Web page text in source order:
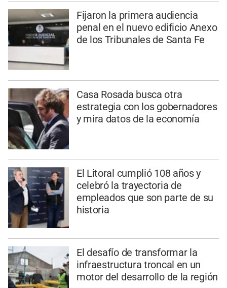
Fijaron la primera audiencia
penal en el nuevo edificio Anexo
de los Tribunales de Santa Fe
Casa Rosada busca otra
estrategia con los gobernadores
y mira datos de la economía
El Litoral cumplió 108 años y
celebró la trayectoria de
empleados que son parte de su
historia
El desafío de transformar la
infraestructura troncal en un
motor del desarrollo de la región